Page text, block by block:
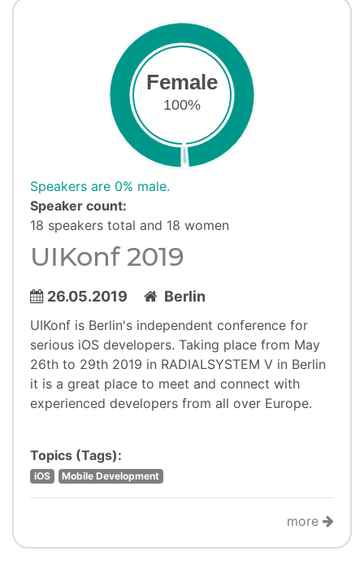
Female
100%
Speakers are 0% male.
Speaker count:
18 speakers total and 18 women
UIKonf 2019
26.05.2019 Berlin
UIKonf is Berlin's independent conference for
serious iOS developers. Taking place from May
26th to 29th 2019 in RADIALSYSTEM V in Berlin
it is a great place to meet and connect with
experienced developers from all over Europe.
Topics (Tags):
iOS Mobile Development
more